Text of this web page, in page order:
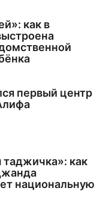
как в
первый центр
как
национальную